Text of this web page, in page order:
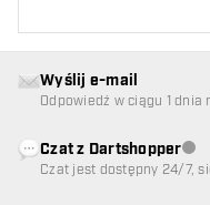
Wyślij e-mail
Odpowiedź w ciągu 1 dnia
Czat z Dartshopper
Czat jest dostępny 24/7,